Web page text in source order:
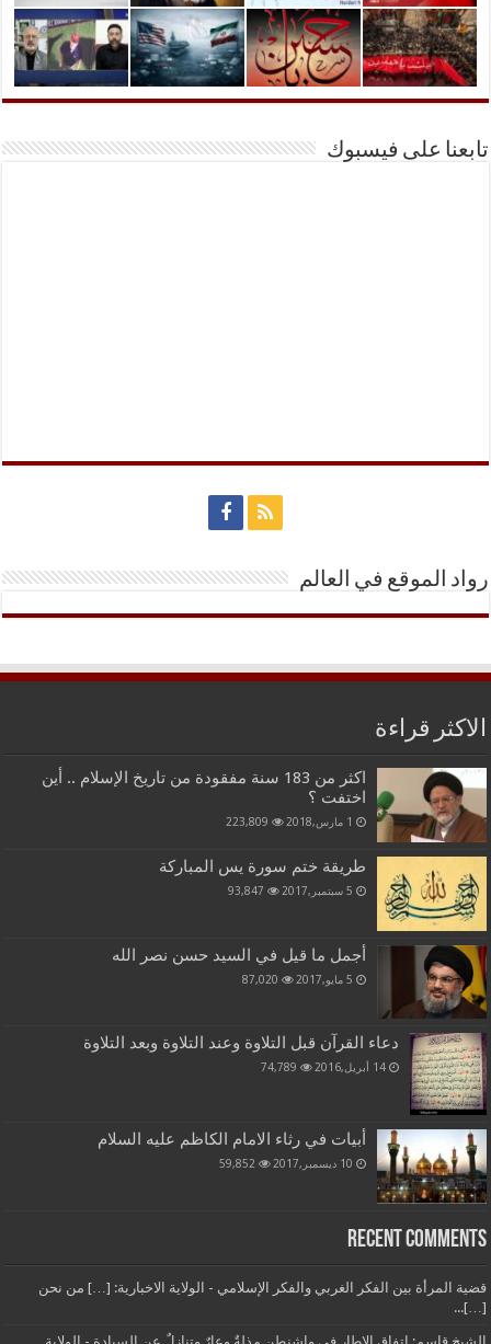
تابعنا على فيسبوك
رواد الموقع في العالم
الاكثر قراءة
اكثر من 183 سنة مفقودة من تاريخ الإسلام .. أين
اختفت ؟
1 مارس,2018 223,809
طريقة ختم سورة يس المباركة
5 سبتمبر,2017 93,847
أجمل ما قيل في السيد حسن نصر الله
5 مايو,2017 87,020
دعاء القرآن قبل التلاوة وعند التلاوة وبعد التلاوة
14 أبريل,2016 74,789
أبيات في رثاء الامام الكاظم عليه السلام
10 ديسمبر,2017 59,852
Recent Comments
قضية المرأة بين الفكر الغربي والفكر الإسلامي - الولاية الاخبارية: […] من نحن
[…]...